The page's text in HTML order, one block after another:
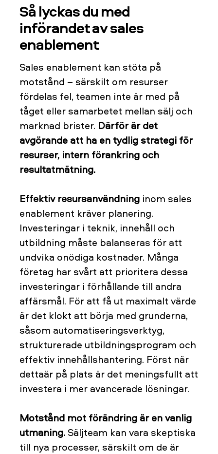
Så lyckas du med
införandet av sales
enablement
Sales enablement kan stöta på
motstånd – särskilt om resurser
fördelas fel, teamen inte är med på
tåget eller samarbetet mellan sälj och
marknad brister. Därför är det
avgörande att ha en tydlig strategi för
resurser, intern förankring och
resultatmätning.
Effektiv resursanvändning inom sales
enablement kräver planering.
Investeringar i teknik, innehåll och
utbildning måste balanseras för att
undvika onödiga kostnader. Många
företag har svårt att prioritera dessa
investeringar i förhållande till andra
affärsmål. För att få ut maximalt värde
är det klokt att börja med grunderna,
såsom automatiseringsverktyg,
strukturerade utbildningsprogram och
effektiv innehållshantering. Först när
dettaär på plats är det meningsfullt att
investera i mer avancerade lösningar.
Motstånd mot förändring är en vanlig
utmaning.Säljteam kan vara skeptiska
till nya processer, särskilt om de är